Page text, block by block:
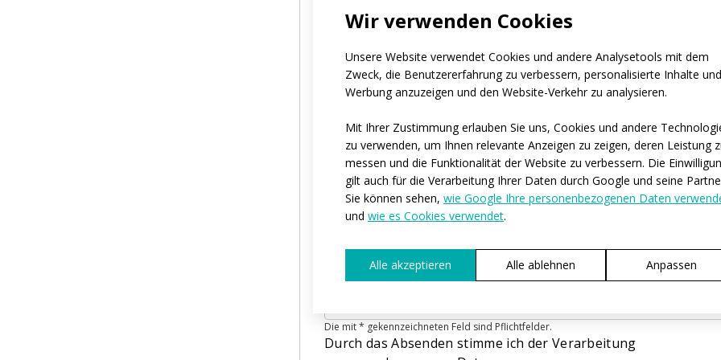
Wir verwenden Cookies
Unsere Website verwendet Cookies und andere Analysetools mit dem
Zweck, die Benutzererfahrung zu verbessern, personalisierte Inhalte und
Werbung anzuzeigen und den Website-Verkehr zu analysieren.
Mit Ihrer Zustimmung erlauben Sie uns, Cookies und andere
zu verwenden, um Ihnen relevante Anzeigen zu zeigen, deren Leistung
messen und die Funktionalität der Website zu verbessern. Die
gilt auch für die Verarbeitung Ihrer Daten durch Google und seine
Sie können sehen, wie Google Ihre personenbezogenen Daten
und wie es Cookies verwendet.
Alle akzeptieren Alle ablehnen Anpassen
If you belong to a club, can you tell us its name?
produzieren würden?*
1-4 5-10 11-50 mehr als 50 Hunderte von Stücken
Wann würden Sie brauchen, dass wir mit der Produktion
beginnen?*
Sofort
Innerhalb der nächsten 3-6 Monate
Ich habe noch keine Vorstellung
Would you like to tell us more details?
Die mit * gekennzeichneten Feld sind Pflichtfelder.
Durch das Absenden stimme ich der Verarbeitung